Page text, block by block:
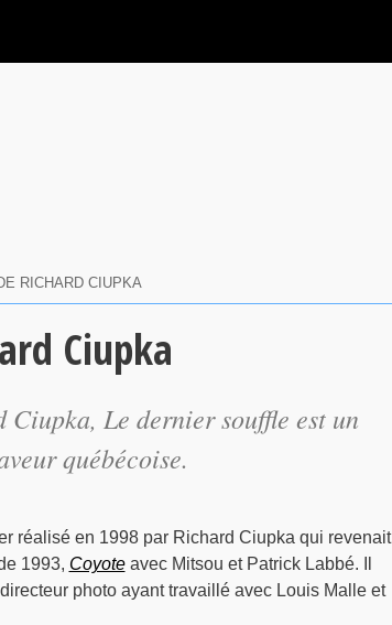
RICHARD CIUPKA
Ciupka
Ciupka, Le dernier souffle est un
québécoise.
réalisé en 1998 par Richard Ciupka qui revenait
1993, Coyoteavec Mitsou et Patrick Labbé. Il
photo ayant travaillé avec Louis Malle et